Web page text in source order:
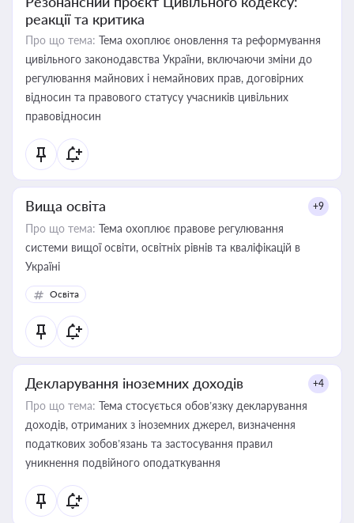
реакції та критика
Про що тема: Тема охоплює оновлення та реформування
цивільного законодавства України, включаючи зміни до
регулювання майнових і немайнових прав, договірних
відносин та правового статусу учасників цивільних
правовідносин
Вища освіта +9
Про що тема: Тема охоплює правове регулювання
системи вищої освіти, освітніх рівнів та кваліфікацій в
Україні
Освіта
Декларування іноземних доходів +4
Про що тема: Тема стосується обов’язку декларування
доходів, отриманих з іноземних джерел, визначення
податкових зобов’язань та застосування правил
уникнення подвійного оподаткування